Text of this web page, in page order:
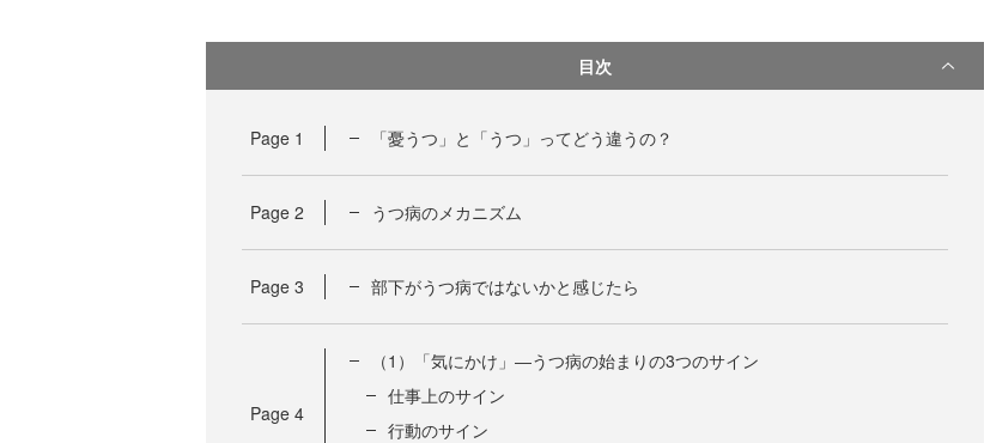
目次
Page 1 「憂うつ」と「うつ」ってどう違うの？
Page 2 うつ病のメカニズム
Page 3 部下がうつ病ではないかと感じたら
Page 4
（1）「気にかけ」―うつ病の始まりの3つのサイン
仕事上のサイン
行動のサイン